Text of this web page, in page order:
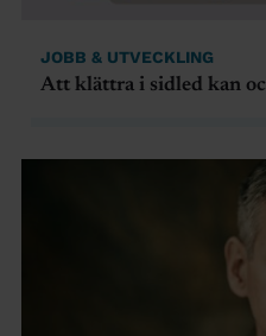
JOBB & UTVECKLING
Att klättra i sidled kan